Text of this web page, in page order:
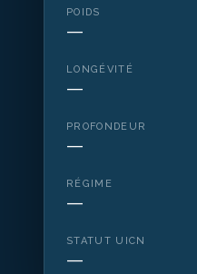
POIDS
—
LONGÉVITÉ
—
PROFONDEUR
—
RÉGIME
—
STATUT UICN
—